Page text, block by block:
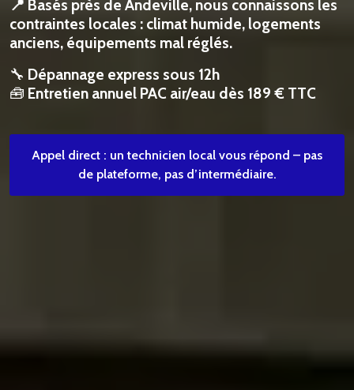
📍 Basés près de Andeville, nous connaissons les
contraintes locales : climat humide, logements
anciens, équipements mal réglés.
🔧 Dépannage express sous 12h
🧰 Entretien annuel PAC air/eau dès 189 € TTC
Appel direct : un technicien local vous répond – pas
de plateforme, pas d’intermédiaire.